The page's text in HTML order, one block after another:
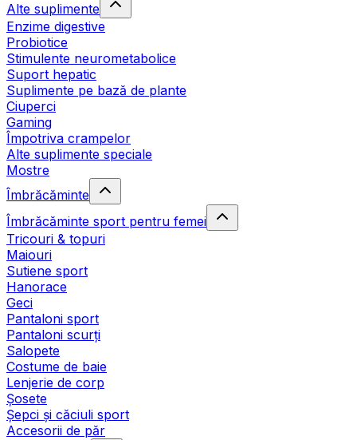
Alte suplimente
Enzime digestive
Probiotice
Stimulente neurometabolice
Suport hepatic
Suplimente pe bază de plante
Ciuperci
Gaming
Împotriva crampelor
Alte suplimente speciale
Mostre
Îmbrăcăminte
Îmbrăcăminte sport pentru femei
Tricouri & topuri
Maiouri
Sutiene sport
Hanorace
Geci
Pantaloni sport
Pantaloni scurți
Salopete
Costume de baie
Lenjerie de corp
Șosete
Șepci și căciuli sport
Accesorii de păr